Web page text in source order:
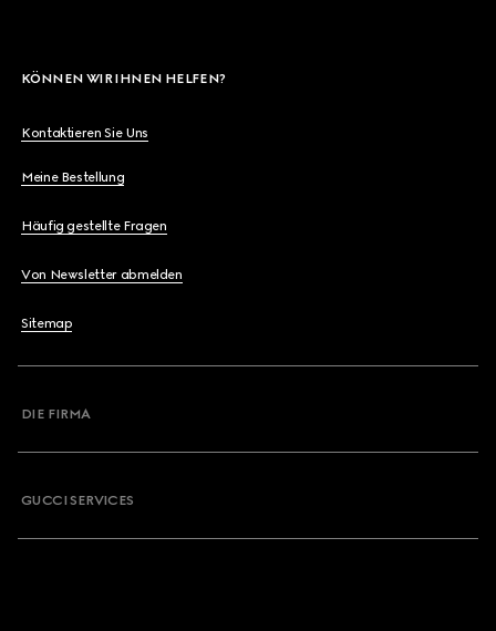
KÖNNEN WIR IHNEN HELFEN?
Kontaktieren Sie Uns
Meine Bestellung
Häufig gestellte Fragen
Von Newsletter abmelden
Sitemap
DIE FIRMA
GUCCI SERVICES